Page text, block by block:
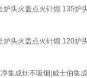
炉头火盖点火针熄 135炉
炉头火盖点火针熄 120炉
集成灶不吸烟|威士伯集